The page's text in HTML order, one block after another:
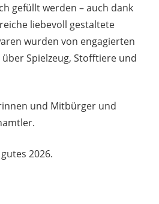
gefüllt werden – auch dank
liebevoll gestaltete
wurden von engagierten
Spielzeug, Stofftiere und
und Mitbürger und
2026.